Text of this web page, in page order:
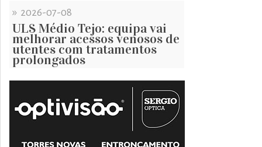
» 2026-07-08
ULS Médio Tejo: equipa vai
melhorar acessos venosos de
utentes com tratamentos
prolongados